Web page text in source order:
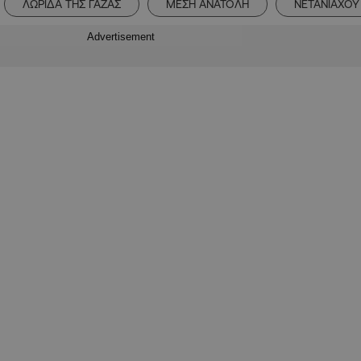
ΛΩΡΙΔΑ ΤΗΣ ΓΑΖΑΣ ΜΕΣΗ ΑΝΑΤΟΛΗ ΝΕΤΑΝΙΑΧΟΥ
Advertisement